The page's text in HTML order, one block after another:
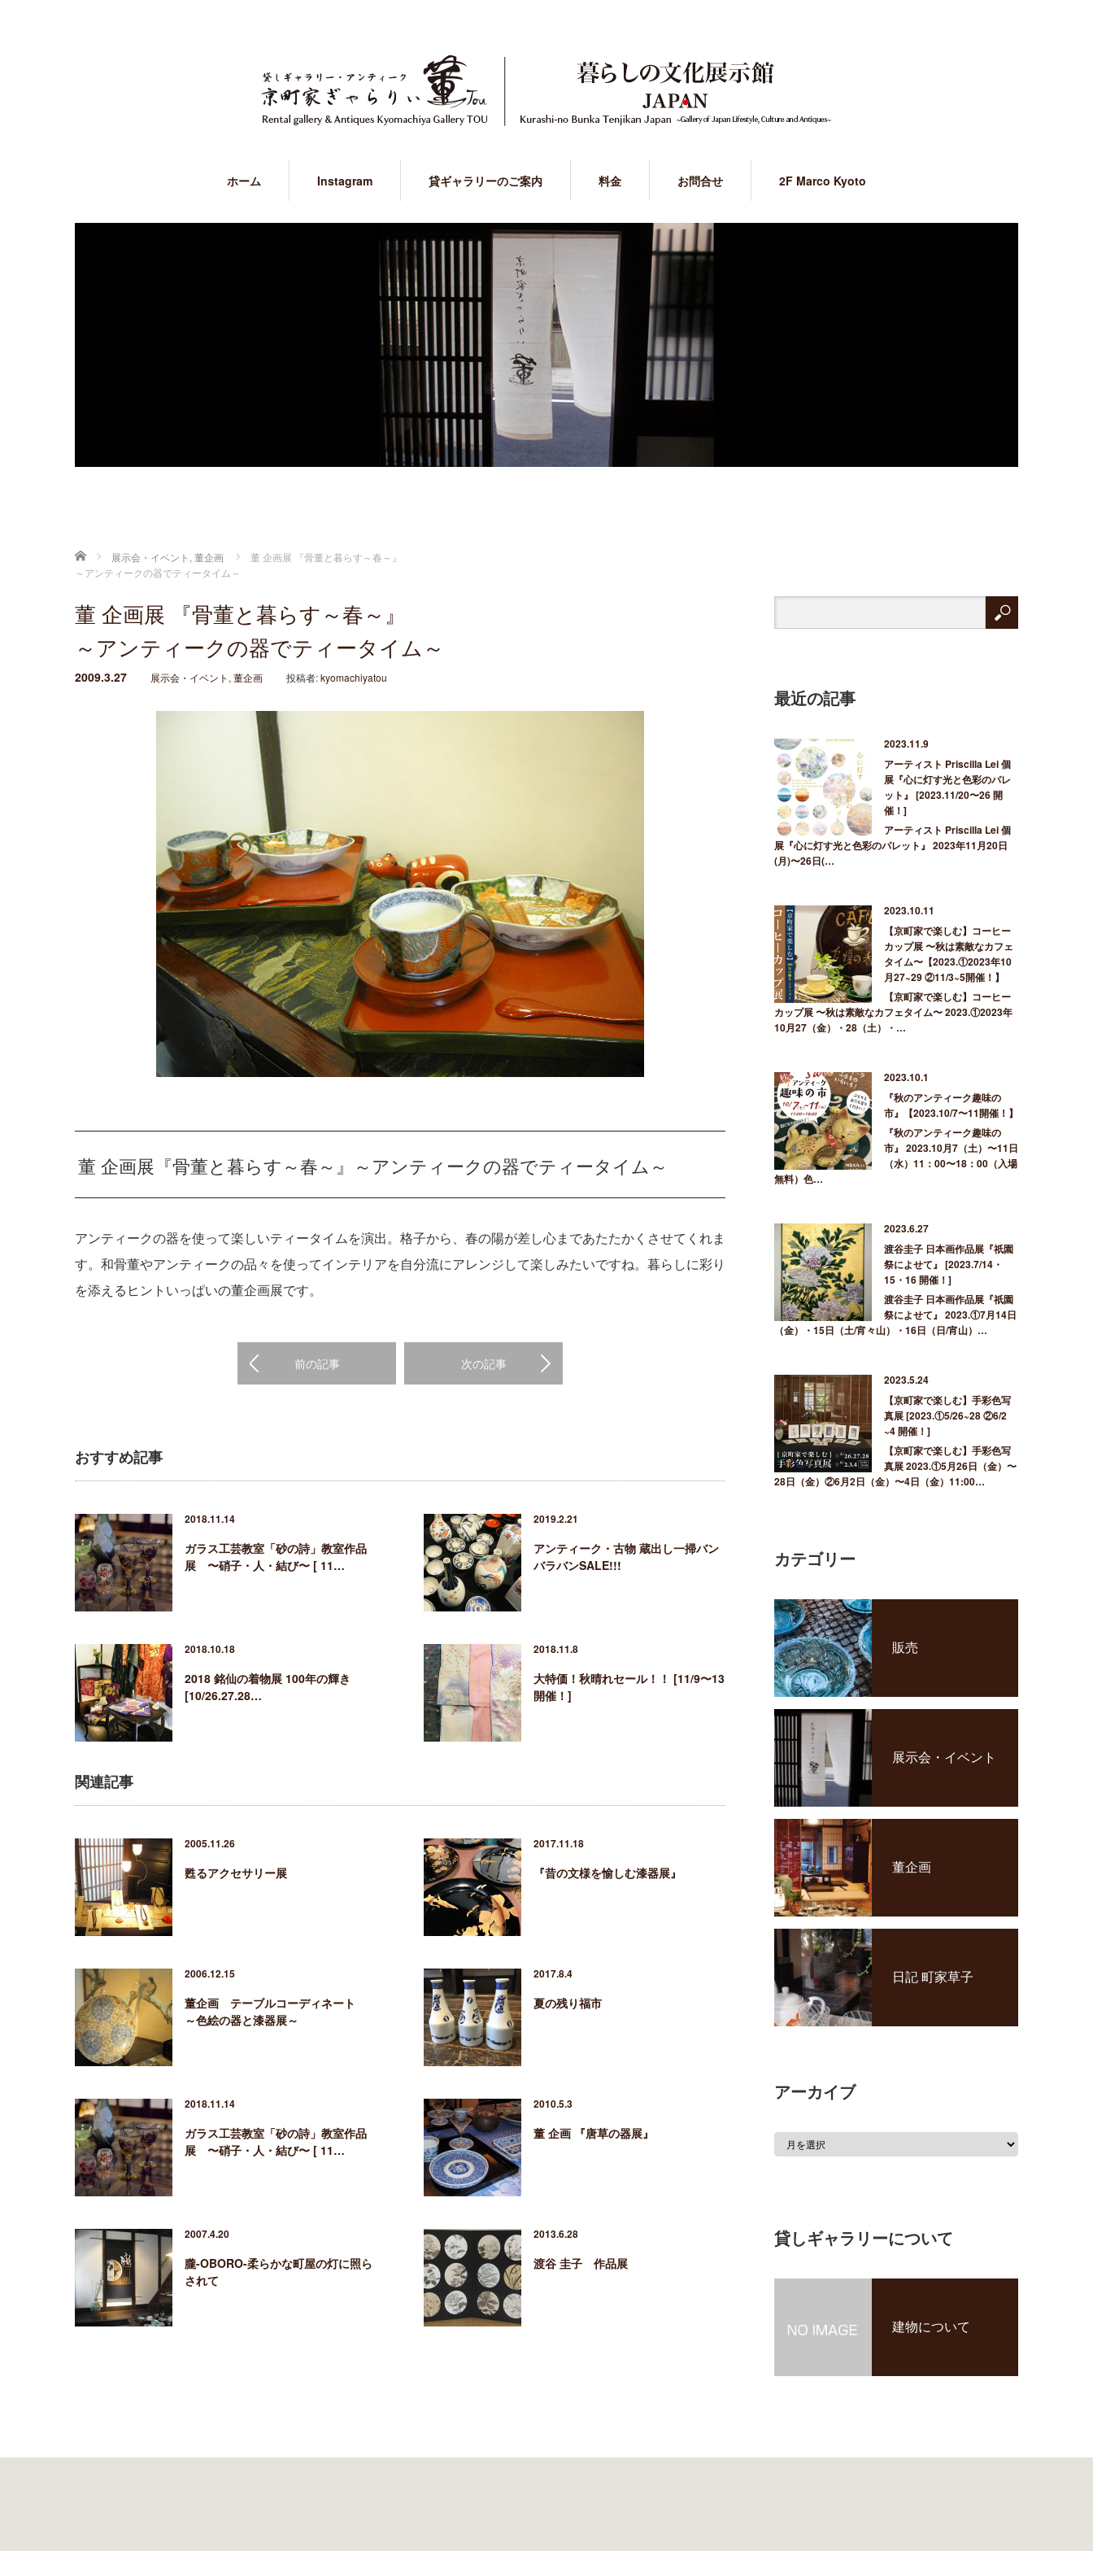
ホーム Instagram 貸ギャラリーのご案内 料金 お問合せ 2F Marco Kyoto
ホーム 展示会・イベント , 董企画
董 企画展 『骨董と暮らす～春～』
～アンティークの器でティータイム～
董 企画展 『骨董と暮らす～春～』
～アンティークの器でティータイム～
2009.3.27 展示会・イベント , 董企画 投稿者:kyomachiyatou
董 企画展 『骨董と暮らす～春～』 ～アンティークの器でティータイム～
アンティークの器を使って楽しいティータイムを演出。格子から、春の陽が差し心まであたたかくさせてくれま
す。和骨董やアンティークの品々を使ってインテリアを自分流にアレンジして楽しみたいですね。暮らしに彩り
を添えるヒントいっぱいの董企画展です。
前の記事 次の記事
おすすめ記事
2018.11.14
ガラス工芸教室「砂の詩」教室作品
展 〜硝子・人・結び〜 [ 11…
2019.2.21
アンティーク・古物 蔵出し一掃バン
バラバンSALE!!!
2018.10.18
2018 銘仙の着物展 100年の輝き
[10/26.27.28…
2018.11.8
大特価！秋晴れセール！！ [11/9〜13
開催！]
関連記事
2005.11.26
甦るアクセサリー展
2017.11.18
『昔の文様を愉しむ漆器展』
2006.12.15
董企画 テーブルコーディネート
～色絵の器と漆器展～
2017.8.4
夏の残り福市
2018.11.14
ガラス工芸教室「砂の詩」教室作品
展 〜硝子・人・結び〜 [ 11…
2010.5.3
董 企画 『唐草の器展』
2007.4.20
朧-OBORO-柔らかな町屋の灯に照ら
されて
2013.6.28
渡谷 圭子 作品展
最近の記事
2023.11.9
アーティスト Priscilla Lei 個
展『心に灯す光と色彩のパレ
ット』 [2023.11/20〜26 開
催！]
アーティスト Priscilla Lei 個
展『心に灯す光と色彩のパレット』 2023年11月20日
(月)〜26日(…
2023.10.11
【京町家で楽しむ】コーヒー
カップ展 〜秋は素敵なカフェ
タイム〜【2023.①2023年10
月27~29 ②11/3~5開催！】
【京町家で楽しむ】コーヒー
カップ展 〜秋は素敵なカフェタイム〜 2023.①2023年
10月27（金）・28（土）・…
2023.10.1
『秋のアンティーク趣味の
市』【2023.10/7〜11開催！】
『秋のアンティーク趣味の
市』 2023.10月7（土）〜11日
（水）11：00〜18：00（入場
無料）色…
2023.6.27
渡谷圭子 日本画作品展『祇園
祭によせて』 [2023.7/14・
15・16 開催！]
渡谷圭子 日本画作品展『祇園
祭によせて』 2023.①7月14日
（金）・15日（土/宵々山）・16日（日/宵山）…
2023.5.24
【京町家で楽しむ】手彩色写
真展 [2023.①5/26~28 ②6/2
~4 開催！]
【京町家で楽しむ】手彩色写
真展 2023.①5月26日（金）〜
28日（金）②6月2日（金）〜4日（金）11:00…
カテゴリー
販売
展示会・イベント
董企画
日記 町家草子
アーカイブ
貸しギャラリーについて
建物について